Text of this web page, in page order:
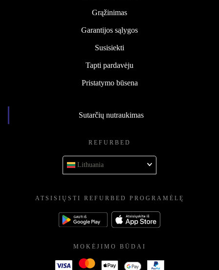
Grąžinimas
Garantijos sąlygos
Susisiekti
Tapti pardavėju
Pristatymo būsena
Sutarčių nutraukimas
REFURBED
Lithuania
ATSISIŲSTI REFURBED PROGRAMĖLĘ
MOKĖJIMO BŪDAI